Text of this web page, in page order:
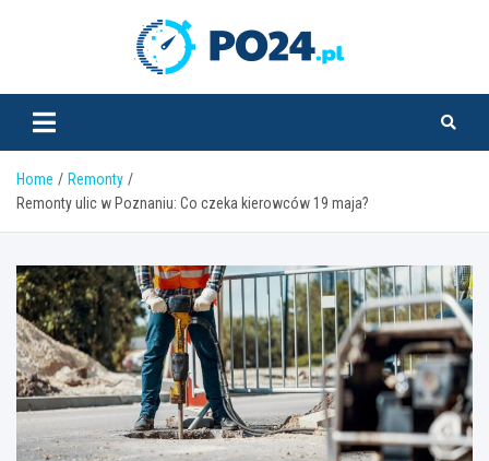
Home
Remonty
Remonty ulic w Poznaniu: Co czeka kierowców 19 maja?